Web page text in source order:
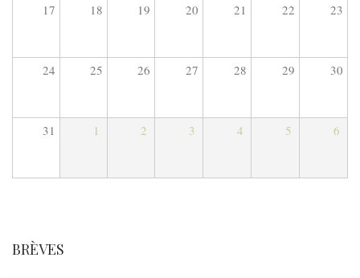
17 18 19 20 21 22 23
24 25 26 27 28 29 30
31 1 2 3 4 5 6
BRÈVES